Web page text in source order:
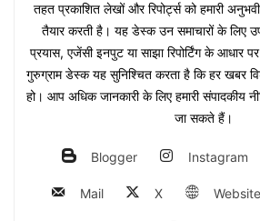
तहत प्रकाशित लेखों और रिपोर्ट्स को हमारी
तैयार करती है। यह डेस्क उन समाचारों के लिए
प्रयास, एजेंसी इनपुट या साझा रिपोर्टिंग के आधार
गुरुग्राम डेस्क यह सुनिश्चित करता है कि हर खबर
हो। आप अधिक जानकारी के लिए हमारी संपादकीय
जा सकते हैं।
Blogger Instagram
Mail X Website